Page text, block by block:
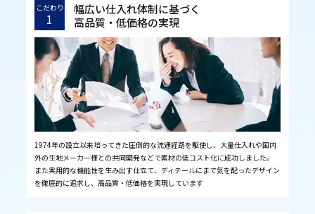
こだわり
1
幅広い仕入れ体制に基づく
高品質・低価格の実現
1974年の設立以来培ってきた圧倒的な流通経路を駆使し、大量仕入れや国内
外の生地メーカー様との共同開発などで素材の低コスト化に成功しました。
また実用的な機能性を生み出す仕立て、ディテールにまで気を配ったデザイン
を徹底的に追求し、高品質・低価格を実現しています